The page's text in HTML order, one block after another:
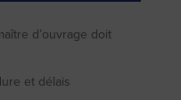
d’ouvrage doit
et délais